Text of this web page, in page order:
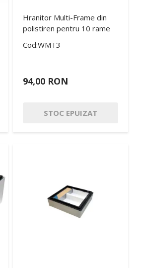
Hranitor Multi-Frame din
polistiren pentru 10 rame
Cod:WMT3
94,00 RON
STOC EPUIZAT